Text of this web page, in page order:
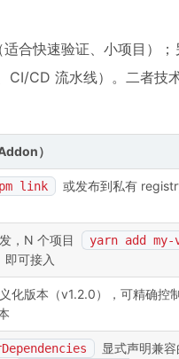
合快速验证、小项目）；
CI/CD 流水线）。二者技
）
link
或发布到私有
，N 个项目
yarn add
即可接入
化版本（v1.2.0），可精确控
显式声明兼